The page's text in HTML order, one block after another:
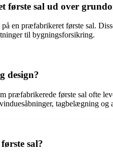
sal ud over
en præfabrikeret første sal.
til bygningsforsikring.
design?
første sal ofte
tagbelægning og
sal?